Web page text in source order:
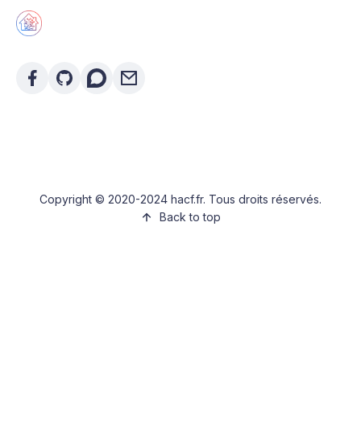
Copyright © 2020-2024 hacf.fr. Tous droits réservés.
Back to top